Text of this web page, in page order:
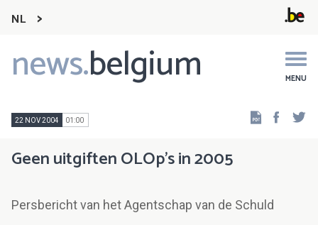
NL
news.belgium MENU
Main
navigation
22 NOV 2004 01:00
Geen uitgiften OLOp's in 2005
Persbericht van het Agentschap van de Schuld